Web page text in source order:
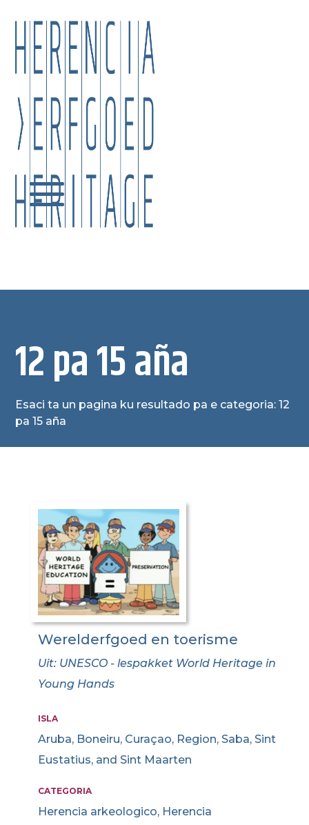
12 pa 15 aña
Esaci ta un pagina ku resultado pa e categoria: 12
pa 15 aña
Werelderfgoed en toerisme
Uit: UNESCO - lespakket World Heritage in
Young Hands
ISLA
Aruba, Boneiru, Curaçao, Region, Saba, Sint
Eustatius, and Sint Maarten
CATEGORIA
Herencia arkeologico, Herencia